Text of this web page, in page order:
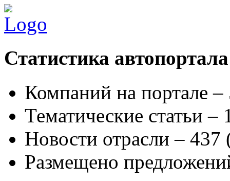
Статистика автопортала
Компаний на портале
Тематические статьи –
Новости отрасли – 437
Размещено